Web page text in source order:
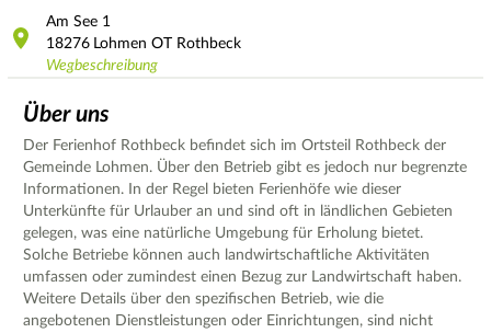
Am See 1
18276 Lohmen OT Rothbeck
Wegbeschreibung
Über uns
Der Ferienhof Rothbeck befindet sich im Ortsteil Rothbeck der
Gemeinde Lohmen. Über den Betrieb gibt es jedoch nur begrenzte
Informationen. In der Regel bieten Ferienhöfe wie dieser
Unterkünfte für Urlauber an und sind oft in ländlichen Gebieten
gelegen, was eine natürliche Umgebung für Erholung bietet.
Solche Betriebe können auch landwirtschaftliche Aktivitäten
umfassen oder zumindest einen Bezug zur Landwirtschaft haben.
Weitere Details über den spezifischen Betrieb, wie die
angebotenen Dienstleistungen oder Einrichtungen, sind nicht